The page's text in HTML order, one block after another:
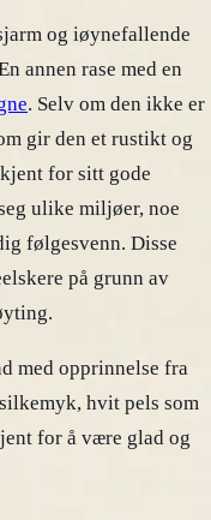
og iøynefallende
annen rase med en
. Selv om den ikke er
gir den et rustikt og
for sitt gode
ulike miljøer, noe
følgesvenn. Disse
på grunn av
med opprinnelse fra
hvit pels som
for å være glad og